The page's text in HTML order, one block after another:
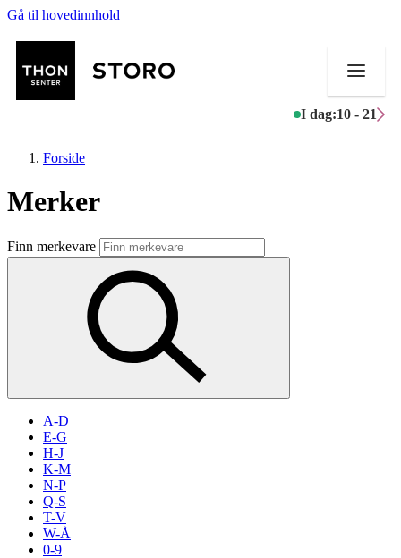
Gå til hovedinnhold
I dag:10 - 21
Butikker
Mat og drikke
Aktiviteter
Merker
Inspirasjon
Søk
Forside
Merker
Finn merkevare
A-D
E-G
H-J
K-M
N-P
Q-S
T-V
W-Å
0-9